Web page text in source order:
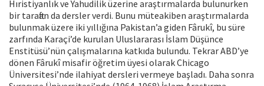
Hıristiyanlık ve Yahudilik üzerine araştırmalarda bulunurken
bir taraftan da dersler verdi. Bunu müteakiben araştırmalarda
bulunmak üzere iki yıllığına Pakistan’a giden Fârukî, bu süre
zarfında Karaçi’de kurulan Uluslararası İslam Düşünce
Enstitüsü’nün çalışmalarına katkıda bulundu. Tekrar ABD’ye
dönen Fârukî misafir öğretim üyesi olarak Chicago
Üniversitesi’nde ilahiyat dersleri vermeye başladı. Daha sonra